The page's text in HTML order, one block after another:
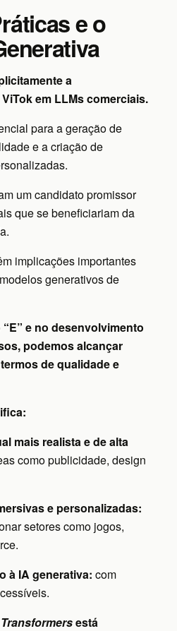
e o
a
em LLMs comerciais.
para a geração de
e a criação de
um candidato promissor
que se beneficiariam da
implicações importantes
generativos de
e no desenvolvimento
podemos alcançar
de qualidade e
mais realista e de alta
como publicidade, design
e personalizadas:
setores como jogos,
à IA generativa: com
Transformersestá